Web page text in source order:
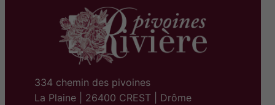
334 chemin des pivoines
La Plaine | 26400 CREST | Drôme